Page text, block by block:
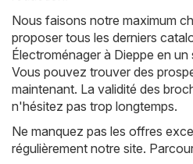
Nous faisons notre maximum
proposer tous les derniers
Électroménager à Dieppe en un
Vous pouvez trouver des
maintenant. La validité des
n'hésitez pas trop longtemps.
Ne manquez pas les offres
régulièrement notre site.